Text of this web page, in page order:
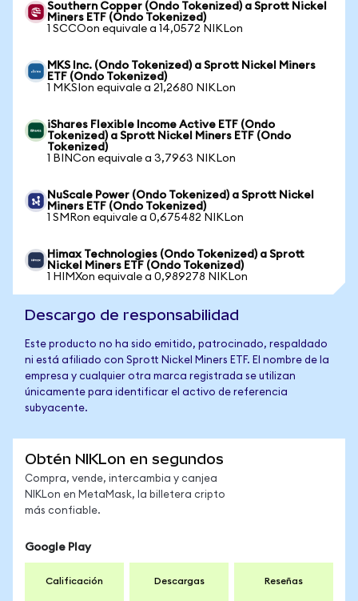
Southern Copper (Ondo Tokenized) a Sprott Nickel
Miners ETF (Ondo Tokenized)
1 SCCOon equivale a 14,0572 NIKLon
MKS Inc. (Ondo Tokenized) a Sprott Nickel Miners
ETF (Ondo Tokenized)
1 MKSIon equivale a 21,2680 NIKLon
iShares Flexible Income Active ETF (Ondo
Tokenized) a Sprott Nickel Miners ETF (Ondo
Tokenized)
1 BINCon equivale a 3,7963 NIKLon
NuScale Power (Ondo Tokenized) a Sprott Nickel
Miners ETF (Ondo Tokenized)
1 SMRon equivale a 0,675482 NIKLon
Himax Technologies (Ondo Tokenized) a Sprott
Nickel Miners ETF (Ondo Tokenized)
1 HIMXon equivale a 0,989278 NIKLon
Descargo de responsabilidad
Este producto no ha sido emitido, patrocinado, respaldado
ni está afiliado con Sprott Nickel Miners ETF. El nombre de la
empresa y cualquier otra marca registrada se utilizan
únicamente para identificar el activo de referencia
subyacente.
Obtén NIKLon en segundos
Compra, vende, intercambia y canjea
NIKLon en MetaMask, la billetera cripto
más confiable.
Google Play
Calificación Descargas Reseñas